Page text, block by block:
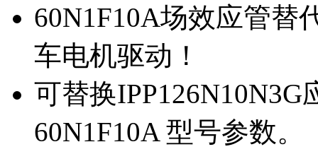
60N1F10A场效应管替
车电机驱动！
可替换
60N1F10A 型号参数。